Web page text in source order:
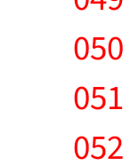
050
051
052